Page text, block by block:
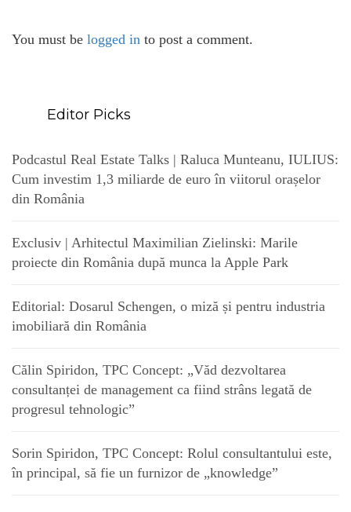
You must be logged in to post a comment.
Editor Picks
Podcastul Real Estate Talks | Raluca Munteanu, IULIUS:
Cum investim 1,3 miliarde de euro în viitorul orașelor
din România
Exclusiv | Arhitectul Maximilian Zielinski: Marile
proiecte din România după munca la Apple Park
Editorial: Dosarul Schengen, o miză și pentru industria
imobiliară din România
Călin Spiridon, TPC Concept: „Văd dezvoltarea
consultanței de management ca fiind strâns legată de
progresul tehnologic”
Sorin Spiridon, TPC Concept: Rolul consultantului este,
în principal, să fie un furnizor de „knowledge”